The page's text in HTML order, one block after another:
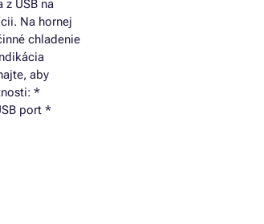
USB na
Na hornej
chladenie
aby
*
port *